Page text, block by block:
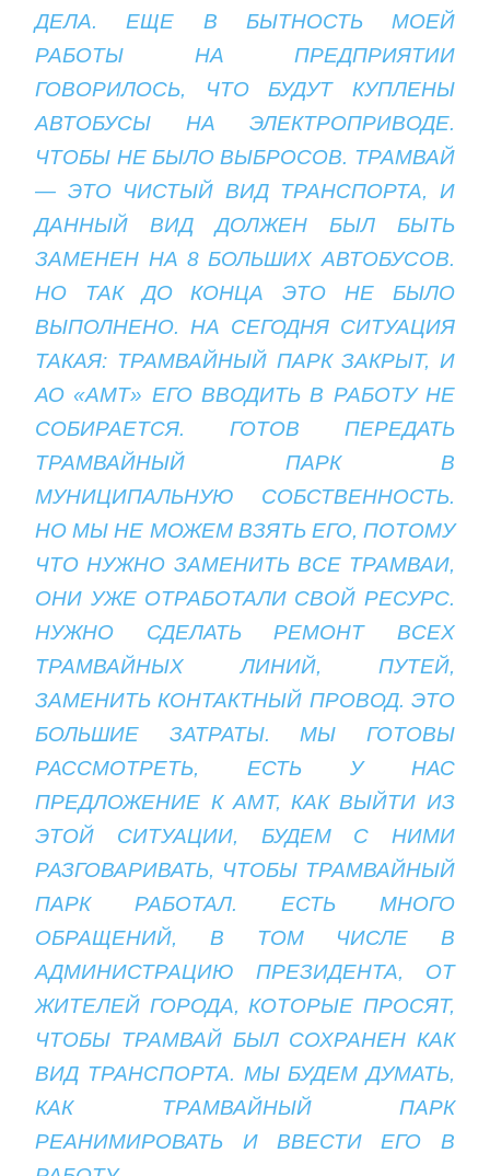
ДЕЛА. ЕЩЕ В БЫТНОСТЬ МОЕЙ
РАБОТЫ НА ПРЕДПРИЯТИИ
ГОВОРИЛОСЬ, ЧТО БУДУТ КУПЛЕНЫ
АВТОБУСЫ НА ЭЛЕКТРОПРИВОДЕ.
ЧТОБЫ НЕ БЫЛО ВЫБРОСОВ. ТРАМВАЙ
— ЭТО ЧИСТЫЙ ВИД ТРАНСПОРТА, И
ДАННЫЙ ВИД ДОЛЖЕН БЫЛ БЫТЬ
ЗАМЕНЕН НА 8 БОЛЬШИХ АВТОБУСОВ.
НО ТАК ДО КОНЦА ЭТО НЕ БЫЛО
ВЫПОЛНЕНО. НА СЕГОДНЯ СИТУАЦИЯ
ТАКАЯ: ТРАМВАЙНЫЙ ПАРК ЗАКРЫТ, И
АО «АМТ» ЕГО ВВОДИТЬ В РАБОТУ НЕ
СОБИРАЕТСЯ. ГОТОВ ПЕРЕДАТЬ
ТРАМВАЙНЫЙ ПАРК В
МУНИЦИПАЛЬНУЮ СОБСТВЕННОСТЬ.
НО МЫ НЕ МОЖЕМ ВЗЯТЬ ЕГО, ПОТОМУ
ЧТО НУЖНО ЗАМЕНИТЬ ВСЕ ТРАМВАИ,
ОНИ УЖЕ ОТРАБОТАЛИ СВОЙ РЕСУРС.
НУЖНО СДЕЛАТЬ РЕМОНТ ВСЕХ
ТРАМВАЙНЫХ ЛИНИЙ, ПУТЕЙ,
ЗАМЕНИТЬ КОНТАКТНЫЙ ПРОВОД. ЭТО
БОЛЬШИЕ ЗАТРАТЫ. МЫ ГОТОВЫ
РАССМОТРЕТЬ, ЕСТЬ У НАС
ПРЕДЛОЖЕНИЕ К АМТ, КАК ВЫЙТИ ИЗ
ЭТОЙ СИТУАЦИИ, БУДЕМ С НИМИ
РАЗГОВАРИВАТЬ, ЧТОБЫ ТРАМВАЙНЫЙ
ПАРК РАБОТАЛ. ЕСТЬ МНОГО
ОБРАЩЕНИЙ, В ТОМ ЧИСЛЕ В
АДМИНИСТРАЦИЮ ПРЕЗИДЕНТА, ОТ
ЖИТЕЛЕЙ ГОРОДА, КОТОРЫЕ ПРОСЯТ,
ЧТОБЫ ТРАМВАЙ БЫЛ СОХРАНЕН КАК
ВИД ТРАНСПОРТА. МЫ БУДЕМ ДУМАТЬ,
КАК ТРАМВАЙНЫЙ ПАРК
РЕАНИМИРОВАТЬ И ВВЕСТИ ЕГО В